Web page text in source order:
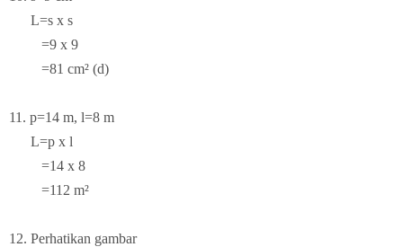
L=s x s
=9 x 9
=81 cm² (d)
11. p=14 m, l=8 m
L=p x l
=14 x 8
=112 m²
12. Perhatikan gambar